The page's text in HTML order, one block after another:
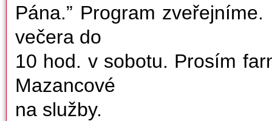
Pána.” Program
večera do
10 hod. v sobotu. Prosím
Mazancové
na služby.